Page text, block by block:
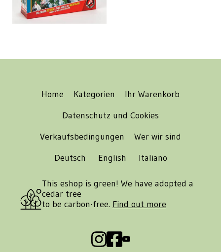
Home Kategorien
Ihr Warenkorb
Datenschutz und Cookies
Verkaufsbedingungen
Wer wir sind
Deutsch
English Italiano
This eshop is green! We have adopted a
cedar tree
to be carbon-free. Find out more